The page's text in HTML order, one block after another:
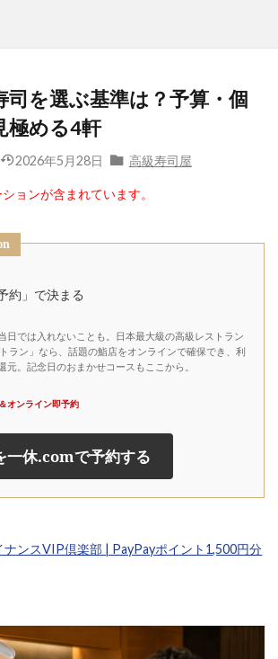
司を選ぶ基準は？予算・個
極める4軒
2026年5月28日 高級寿司屋
ョンが含まれています。
約」で決まる
日では入れないことも。日本最大級の高級レストラン
ラン」なら、話題の鮨店をオンラインで確保でき、利
元。記念日のおまかせコースもここから。
オンライン即予約
一休.comで予約する
ンスVIP倶楽部 | PayPayポイント1,500円分